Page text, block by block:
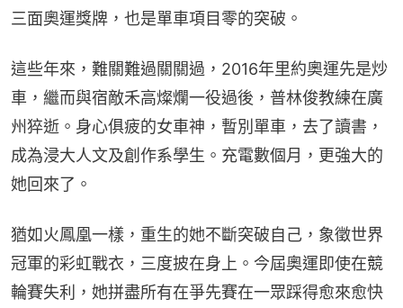
三面奧運獎牌，也是單車項目零的突破。
這些年來，難關難過關關過，2016年里約奧運先是炒
車，繼而與宿敵禾高燦爛一役過後，普林俊教練在廣
州猝逝。身心俱疲的女車神，暫別單車，去了讀書，
成為浸大人文及創作系學生。充電數個月，更強大的
她回來了。
猶如火鳳凰一樣，重生的她不斷突破自己，象徵世界
冠軍的彩虹戰衣，三度披在身上。今屆奧運即使在競
輪賽失利，她拼盡所有在爭先賽在一眾踩得愈來愈快